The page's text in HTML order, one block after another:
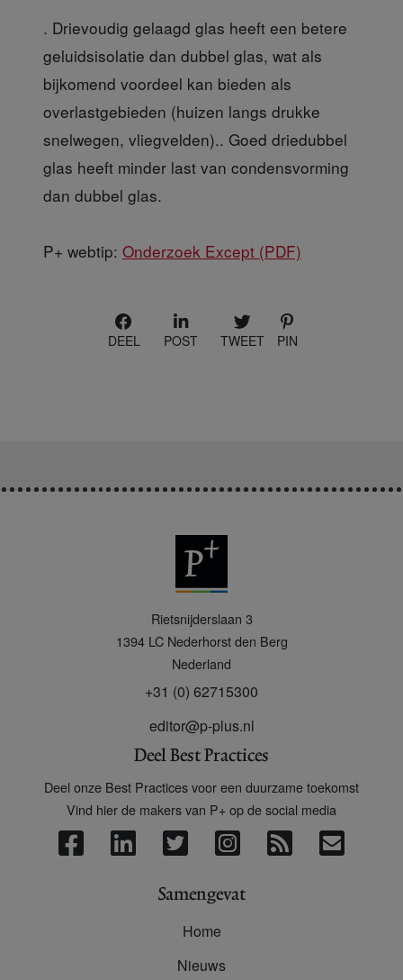
. Drievoudig gelaagd glas heeft een betere
geluidsisolatie dan dubbel glas, wat als
bijkomend voordeel kan bieden als
overlastgebieden (huizen langs drukke
snelwegen, vliegvelden).. Goed driedubbel
glas heeft minder last van condensvorming
dan dubbel glas.
P+ webtip: Onderzoek Except (PDF)
DEEL POST TWEET PIN
Rietsnijderslaan 3
1394 LC Nederhorst den Berg
Nederland
+31 (0) 62715300
editor@p-plus.nl
Deel Best Practices
Deel onze Best Practices voor een duurzame toekomst
Vind hier de makers van P+ op de social media
Samengevat
Home
Nieuws